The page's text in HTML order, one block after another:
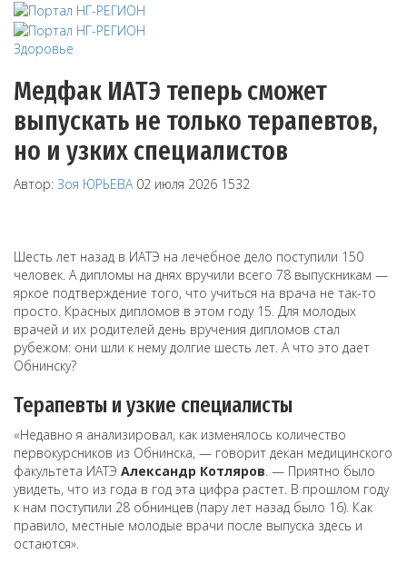
Здоровье
Медфак ИАТЭ теперь сможет
выпускать не только терапевтов,
но и узких специалистов
Автор: Зоя ЮРЬЕВА 02 июля 2026 1532
Шесть лет назад в ИАТЭ на лечебное дело поступили 150
человек. А дипломы на днях вручили всего 78 выпускникам —
яркое подтверждение того, что учиться на врача не так-то
просто. Красных дипломов в этом году 15. Для молодых
врачей и их родителей день вручения дипломов стал
рубежом: они шли к нему долгие шесть лет. А что это дает
Обнинску?
Терапевты и узкие специалисты
«Недавно я анализировал, как изменялось количество
первокурсников из Обнинска, — говорит декан медицинского
факультета ИАТЭ Александр Котляров . — Приятно было
увидеть, что из года в год эта цифра растет. В прошлом году
к нам поступили 28 обнинцев (пару лет назад было 16). Как
правило, местные молодые врачи после выпуска здесь и
остаются».